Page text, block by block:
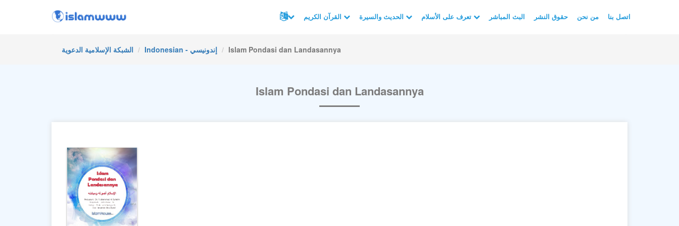
البث المباشر حقوق النشر من نحن اتصل بنا
الشبكة الإسلامية الدعوية Indonesian - إندونيسي Islam Pondasi dan Landasannya
Islam Pondasi dan Landasannya